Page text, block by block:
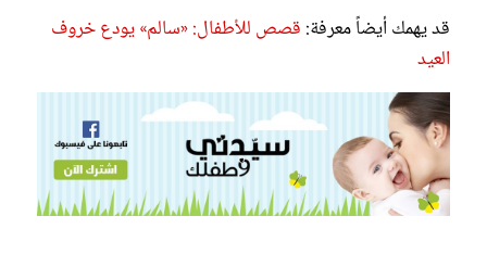
قد يهمك أيضاً معرفة: قصص للأطفال: «سالم» يودع خروف
العيد